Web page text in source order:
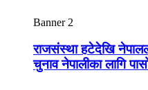
Banner 2
राजसंस्था हटेदेखि
चुनाव नेपालीका लागि